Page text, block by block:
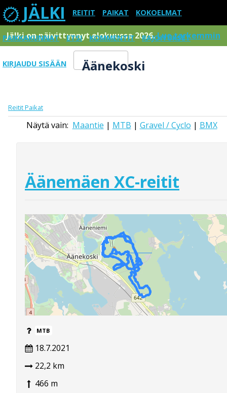
JÄLKI REITIT PAIKAT KOKOELMAT
PAIKKAKUNNAT ETSI KOMMENTIT RAJOITUKSET
KIRJAUDU SISÄÄN Menu
Jälki on päivittynnyt elokuussa 2026.Lue tarkemmin
Äänekoski
ReititPaikat
Näytä vain: Maantie | MTB | Gravel / Cyclo | BMX
Äänemäen XC-reitit
MTB
18.7.2021
22,2 km
466 m